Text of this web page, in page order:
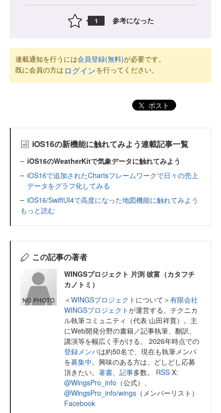
1 参考になった
連載通知を行うには会員登録(無料)が必要です。
既に会員の方は ログインを行ってください。
ポスト
iOS16の新機能に触れてみよう連載記事一覧
iOS16のWeatherKitで気象データに触れてみよう
iOS16で追加されたChartsフレームワークで日々の売上
データをグラフ化してみる
iOS16/SwiftUI4で高度になった地図機能に触れてみよう
もっと読む
この記事の著者
WINGSプロジェクト 片渕 彼富（カタフチ
カノトミ）
＜WINGSプロジェクト について＞有限会社
WINGSプロジェクトが運営する、テクニカ
ル執筆コミュニティ（代表 山田祥寛）。主
にWeb開発分野の書籍／記事執筆、翻訳、
講演等を幅広く手がける。 2026年時点での
登録メンバは約50名で、現在も執筆メンバ
を募集中。興味のある方は、どしどし応募
頂きたい。 著書、 記事多数。 RSS X:
@WingsPro_info （公式）、
@WingsPro_info/wings （メンバーリスト）
Facebook